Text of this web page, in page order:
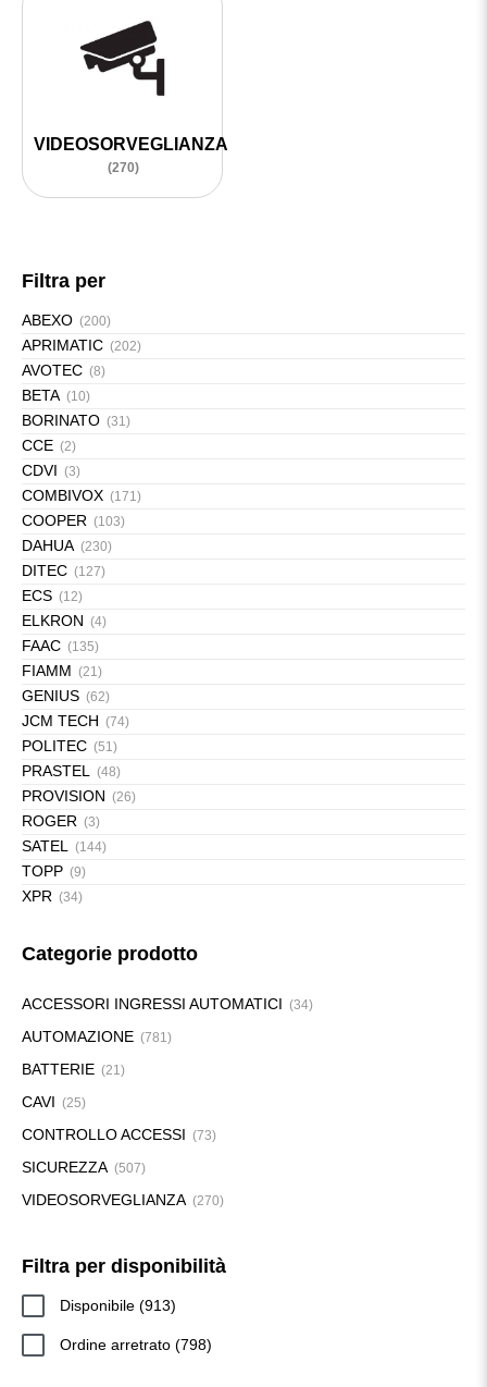
VIDEOSORVEGLIANZA
(270)
Filtra per
ABEXO (200)
APRIMATIC (202)
AVOTEC (8)
BETA (10)
BORINATO (31)
CCE (2)
CDVI (3)
COMBIVOX (171)
COOPER (103)
DAHUA (230)
DITEC (127)
ECS (12)
ELKRON (4)
FAAC (135)
FIAMM (21)
GENIUS (62)
JCM TECH (74)
POLITEC (51)
PRASTEL (48)
PROVISION (26)
ROGER (3)
SATEL (144)
TOPP (9)
XPR (34)
Categorie prodotto
ACCESSORI INGRESSI AUTOMATICI (34)
AUTOMAZIONE (781)
BATTERIE (21)
CAVI (25)
CONTROLLO ACCESSI (73)
SICUREZZA (507)
VIDEOSORVEGLIANZA (270)
Filtra per disponibilità
Disponibile 913913
Ordine arretrato 798798